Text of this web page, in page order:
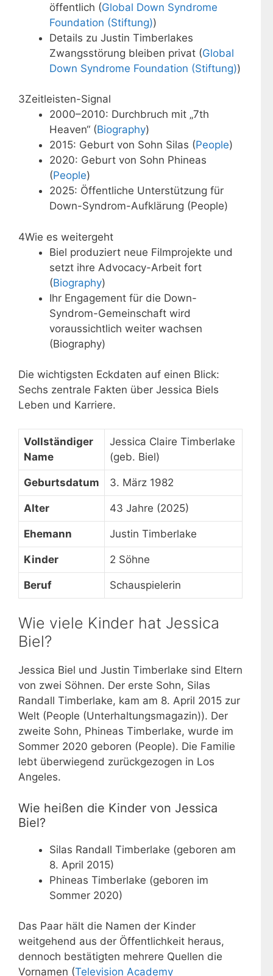
öffentlich (Global Down Syndrome
Foundation (Stiftung))
Details zu Justin Timberlakes
Zwangsstörung bleiben privat (Global
Down Syndrome Foundation (Stiftung))
3Zeitleisten-Signal
2000–2010: Durchbruch mit „7th
Heaven“ (Biography)
2015: Geburt von Sohn Silas (People)
2020: Geburt von Sohn Phineas
(People)
2025: Öffentliche Unterstützung für
Down-Syndrom-Aufklärung (People)
4Wie es weitergeht
Biel produziert neue Filmprojekte und
setzt ihre Advocacy-Arbeit fort
(Biography)
Ihr Engagement für die Down-
Syndrom-Gemeinschaft wird
voraussichtlich weiter wachsen
(Biography)
Die wichtigsten Eckdaten auf einen Blick:
Sechs zentrale Fakten über Jessica Biels
Leben und Karriere.
Vollständiger
Name
Jessica Claire Timberlake
(geb. Biel)
Geburtsdatum 3. März 1982
Alter 43 Jahre (2025)
Ehemann Justin Timberlake
Kinder 2 Söhne
Beruf Schauspielerin
Wie viele Kinder hat Jessica
Biel?
Jessica Biel und Justin Timberlake sind Eltern
von zwei Söhnen. Der erste Sohn, Silas
Randall Timberlake, kam am 8. April 2015 zur
Welt (People (Unterhaltungsmagazin)). Der
zweite Sohn, Phineas Timberlake, wurde im
Sommer 2020 geboren (People). Die Familie
lebt überwiegend zurückgezogen in Los
Angeles.
Wie heißen die Kinder von Jessica
Biel?
Silas Randall Timberlake (geboren am
8. April 2015)
Phineas Timberlake (geboren im
Sommer 2020)
Das Paar hält die Namen der Kinder
weitgehend aus der Öffentlichkeit heraus,
dennoch bestätigten mehrere Quellen die
Vornamen (Television Academy